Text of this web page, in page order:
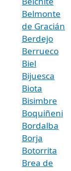
Belmonte
de Gracián
Berdejo
Berrueco
Biel
Bijuesca
Biota
Bisimbre
Boquiñeni
Bordalba
Borja
Botorrita
Brea de